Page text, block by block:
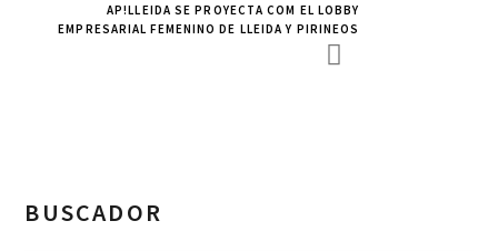
AP!LLEIDA SE PROYECTA COM EL LOBBY
EMPRESARIAL FEMENINO DE LLEIDA Y PIRINEOS
BUSCADOR